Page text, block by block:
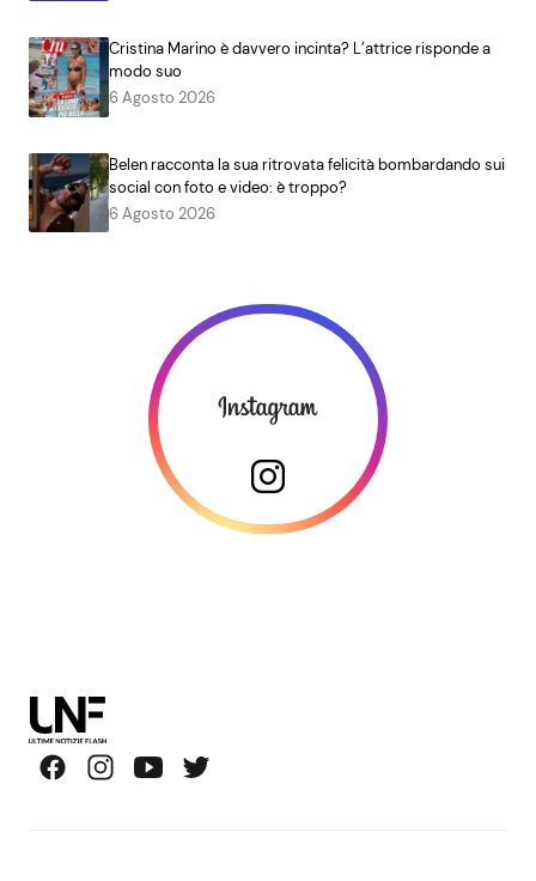
Cristina Marino è davvero incinta? L’attrice risponde a
modo suo
6 Agosto 2026
Belen racconta la sua ritrovata felicità bombardando sui
social con foto e video: è troppo?
6 Agosto 2026